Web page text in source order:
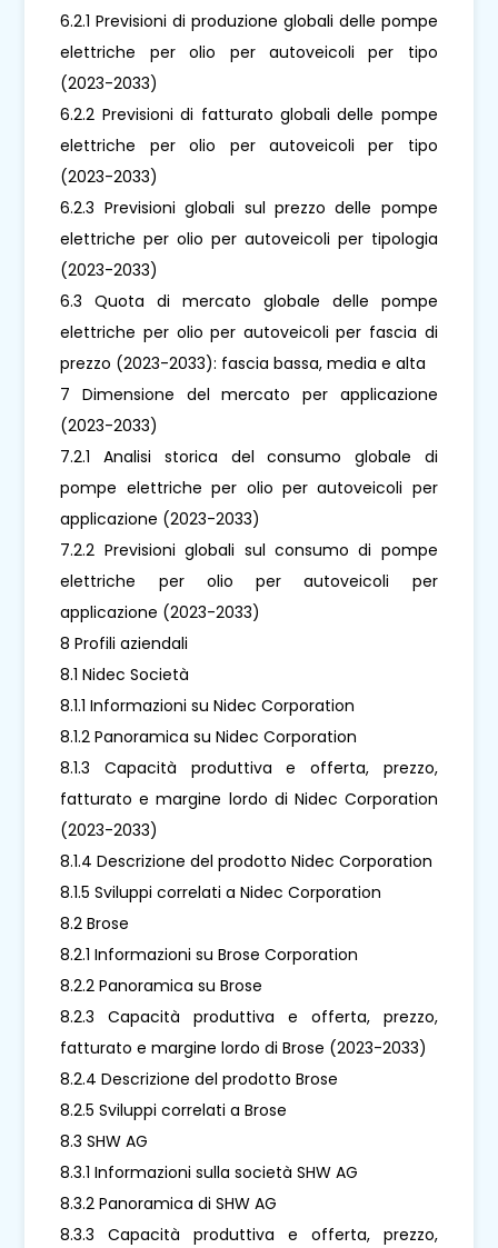
6.2.1 Previsioni di produzione globali delle pompe
elettriche per olio per autoveicoli per tipo
(2023-2033)
6.2.2 Previsioni di fatturato globali delle pompe
elettriche per olio per autoveicoli per tipo
(2023-2033)
6.2.3 Previsioni globali sul prezzo delle pompe
elettriche per olio per autoveicoli per tipologia
(2023-2033)
6.3 Quota di mercato globale delle pompe
elettriche per olio per autoveicoli per fascia di
prezzo (2023-2033): fascia bassa, media e alta
7 Dimensione del mercato per applicazione
(2023-2033)
7.2.1 Analisi storica del consumo globale di
pompe elettriche per olio per autoveicoli per
applicazione (2023-2033)
7.2.2 Previsioni globali sul consumo di pompe
elettriche per olio per autoveicoli per
applicazione (2023-2033)
8 Profili aziendali
8.1 Nidec Società
8.1.1 Informazioni su Nidec Corporation
8.1.2 Panoramica su Nidec Corporation
8.1.3 Capacità produttiva e offerta, prezzo,
fatturato e margine lordo di Nidec Corporation
(2023-2033)
8.1.4 Descrizione del prodotto Nidec Corporation
8.1.5 Sviluppi correlati a Nidec Corporation
8.2 Brose
8.2.1 Informazioni su Brose Corporation
8.2.2 Panoramica su Brose
8.2.3 Capacità produttiva e offerta, prezzo,
fatturato e margine lordo di Brose (2023-2033)
8.2.4 Descrizione del prodotto Brose
8.2.5 Sviluppi correlati a Brose
8.3 SHW AG
8.3.1 Informazioni sulla società SHW AG
8.3.2 Panoramica di SHW AG
8.3.3 Capacità produttiva e offerta, prezzo,